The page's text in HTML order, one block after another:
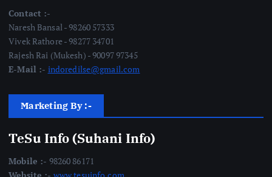
Contact :-
Naresh Bansal - 98260 57333
Vivek Rathore - 98277 34701
Rajesh Rai (Mukesh) - 90097 97345
E-Mail :- indoredilse@gmail.com
Marketing By :-
TeSu Info (Suhani Info)
Mobile :- 98260 86171
Website :- www.tesuinfo.com